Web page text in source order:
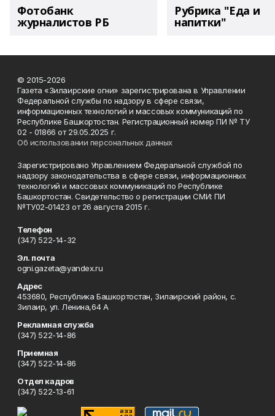
Фотобанк
журналистов РБ
Рубрика "Еда и
напитки"
© 2015-2026
Газета «Зилаирские огни» зарегистрирована в Управлении
Федеральной службы по надзору в сфере связи,
информационных технологий и массовых коммуникаций по
Республике Башкортостан. Регистрационный номер ПИ № ТУ
02 - 01866 от 29.05.2025 г.
Об использовании персональных данных
Зарегистрировано Управлением Федеральной службой по
надзору законодательства в сфере связи, информационных
технологий и массовых коммуникаций по Республике
Башкортостан. Свидетельство о регистрации СМИ: ПИ
№ТУ02-01423 от 26 августа 2015 г.
Телефон
(347) 522-14-32
Эл. почта
ogni.gazeta@yandex.ru
Адрес
453680, Республика Башкортостан, Зилаирский район, с.
Зилаир, ул. Ленина,64 А
Рекламная служба
(347) 522-14-86
Приемная
(347) 522-14-86
Отдел кадров
(347) 522-13-61